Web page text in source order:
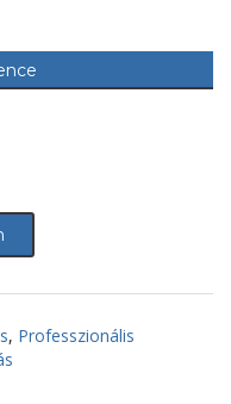
, Professzionális